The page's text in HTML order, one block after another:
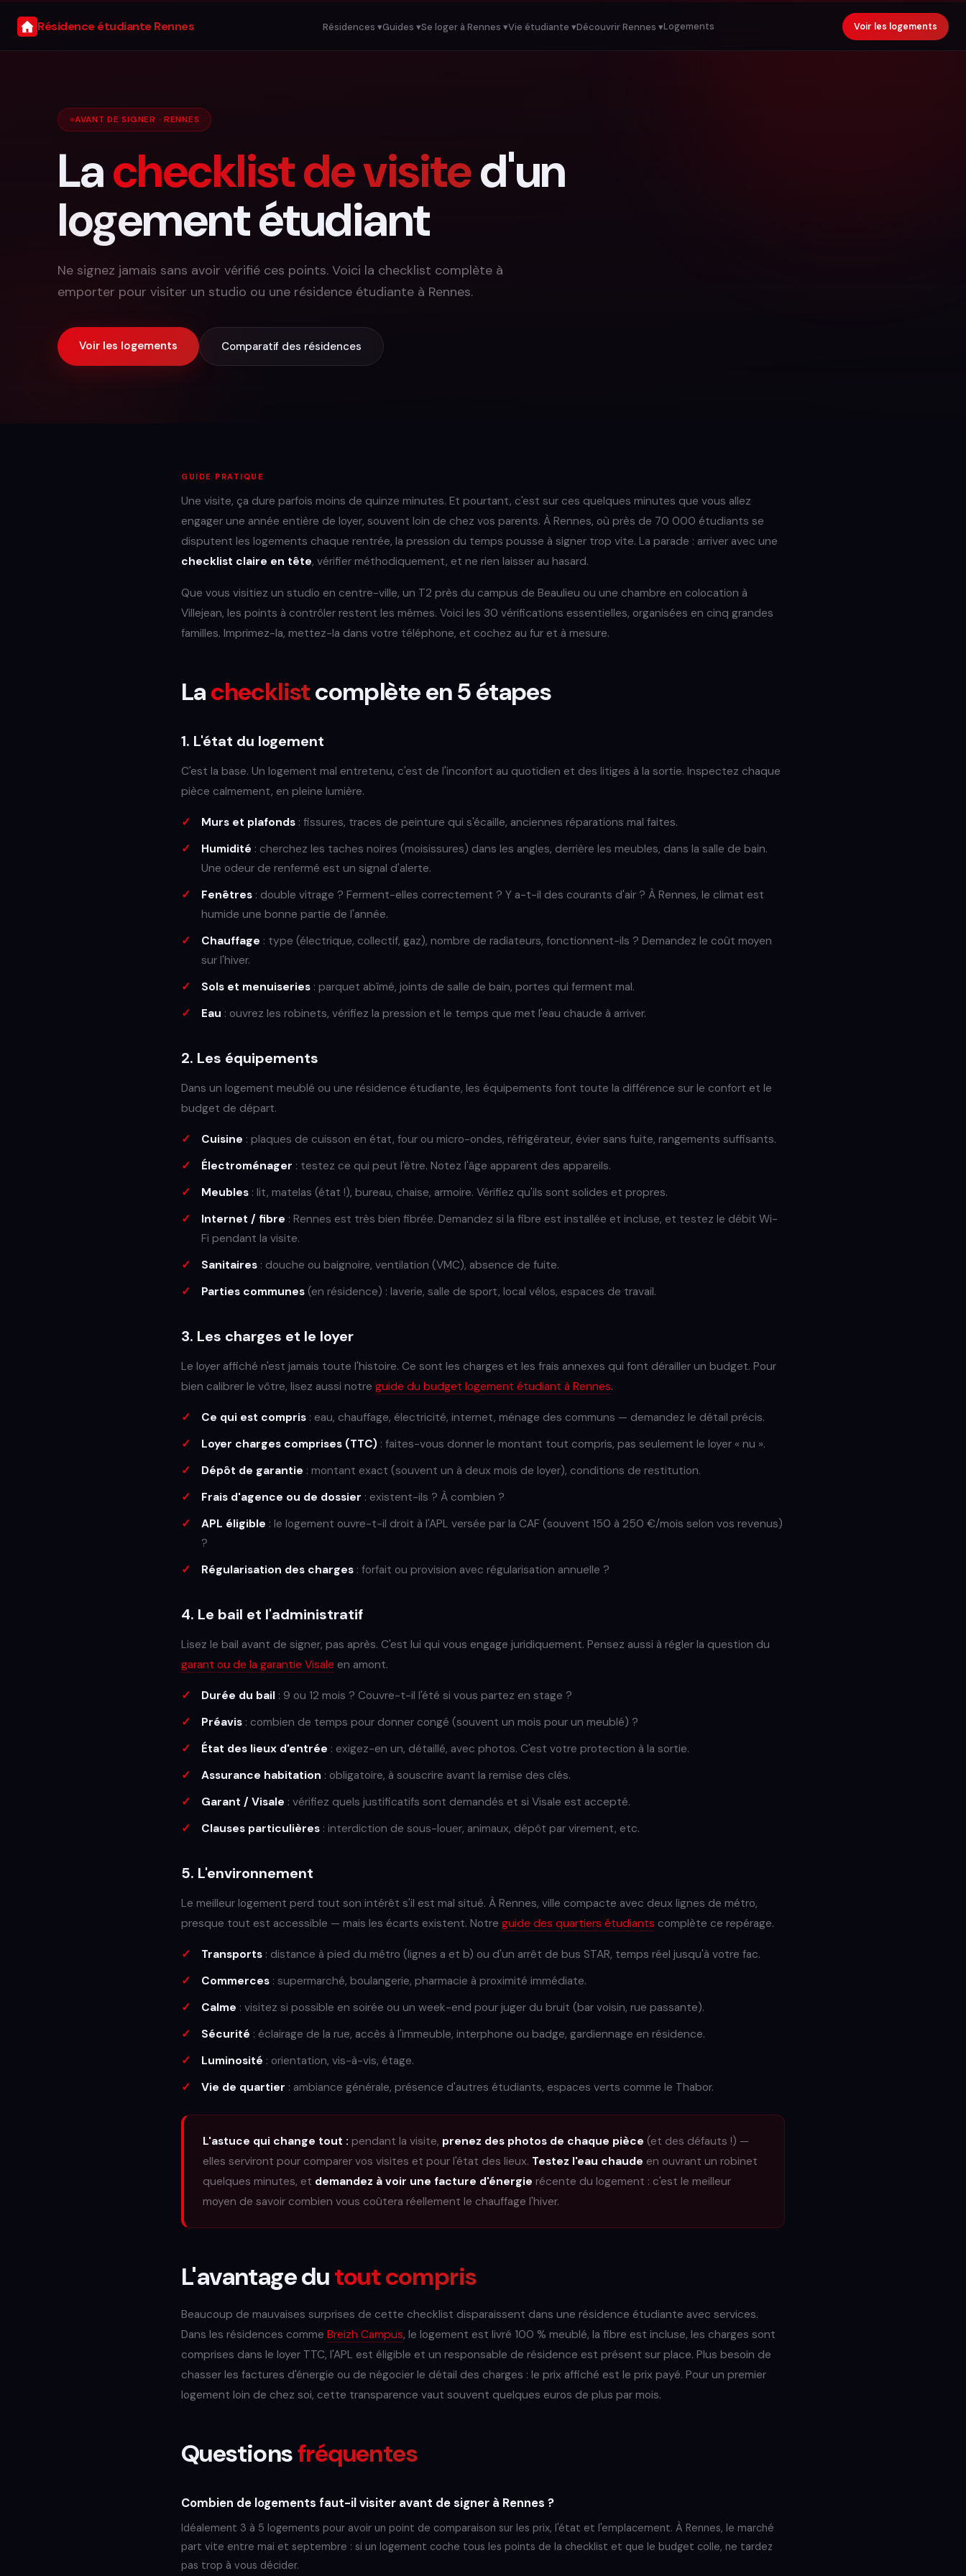
Résidence étudiante Rennes Résidences ▾Guides ▾Se loger à Rennes ▾Vie étudiante ▾Découvrir Rennes ▾Logements Voir les logements
AVANT DE SIGNER · RENNES
Lachecklist de visited'un
logement étudiant
Ne signez jamais sans avoir vérifié ces points. Voici la checklist complète à
emporter pour visiter un studio ou une résidence étudiante à Rennes.
Voir les logements Comparatif des résidences
GUIDE PRATIQUE
Une visite, ça dure parfois moins de quinze minutes. Et pourtant, c'est sur ces quelques minutes que vous allez
engager une année entière de loyer, souvent loin de chez vos parents. À Rennes, où près de 70 000 étudiants se
disputent les logements chaque rentrée, la pression du temps pousse à signer trop vite. La parade : arriver avec une
checklist claire en tête, vérifier méthodiquement, et ne rien laisser au hasard.
Que vous visitiez un studio en centre-ville, un T2 près du campus de Beaulieu ou une chambre en colocation à
Villejean, les points à contrôler restent les mêmes. Voici les 30 vérifications essentielles, organisées en cinq grandes
familles. Imprimez-la, mettez-la dans votre téléphone, et cochez au fur et à mesure.
Lachecklistcomplète en 5 étapes
1. L'état du logement
C'est la base. Un logement mal entretenu, c'est de l'inconfort au quotidien et des litiges à la sortie. Inspectez chaque
pièce calmement, en pleine lumière.
Murs et plafonds : fissures, traces de peinture qui s'écaille, anciennes réparations mal faites.
Humidité : cherchez les taches noires (moisissures) dans les angles, derrière les meubles, dans la salle de bain.
Une odeur de renfermé est un signal d'alerte.
Fenêtres : double vitrage ? Ferment-elles correctement ? Y a-t-il des courants d'air ? À Rennes, le climat est
humide une bonne partie de l'année.
Chauffage : type (électrique, collectif, gaz), nombre de radiateurs, fonctionnent-ils ? Demandez le coût moyen
sur l'hiver.
Sols et menuiseries : parquet abîmé, joints de salle de bain, portes qui ferment mal.
Eau : ouvrez les robinets, vérifiez la pression et le temps que met l'eau chaude à arriver.
2. Les équipements
Dans un logement meublé ou une résidence étudiante, les équipements font toute la différence sur le confort et le
budget de départ.
Cuisine : plaques de cuisson en état, four ou micro-ondes, réfrigérateur, évier sans fuite, rangements suffisants.
Électroménager : testez ce qui peut l'être. Notez l'âge apparent des appareils.
Meubles : lit, matelas (état !), bureau, chaise, armoire. Vérifiez qu'ils sont solides et propres.
Internet / fibre : Rennes est très bien fibrée. Demandez si la fibre est installée et incluse, et testez le débit Wi-
Fi pendant la visite.
Sanitaires : douche ou baignoire, ventilation (VMC), absence de fuite.
Parties communes (en résidence) : laverie, salle de sport, local vélos, espaces de travail.
3. Les charges et le loyer
Le loyer affiché n'est jamais toute l'histoire. Ce sont les charges et les frais annexes qui font dérailler un budget. Pour
bien calibrer le vôtre, lisez aussi notre guide du budget logement étudiant à Rennes.
Ce qui est compris : eau, chauffage, électricité, internet, ménage des communs — demandez le détail précis.
Loyer charges comprises (TTC) : faites-vous donner le montant tout compris, pas seulement le loyer « nu ».
Dépôt de garantie : montant exact (souvent un à deux mois de loyer), conditions de restitution.
Frais d'agence ou de dossier : existent-ils ? À combien ?
APL éligible : le logement ouvre-t-il droit à l'APL versée par la CAF (souvent 150 à 250 €/mois selon vos revenus)
?
Régularisation des charges : forfait ou provision avec régularisation annuelle ?
4. Le bail et l'administratif
Lisez le bail avant de signer, pas après. C'est lui qui vous engage juridiquement. Pensez aussi à régler la question du
garant ou de la garantie Visale en amont.
Durée du bail : 9 ou 12 mois ? Couvre-t-il l'été si vous partez en stage ?
Préavis : combien de temps pour donner congé (souvent un mois pour un meublé) ?
État des lieux d'entrée : exigez-en un, détaillé, avec photos. C'est votre protection à la sortie.
Assurance habitation : obligatoire, à souscrire avant la remise des clés.
Garant / Visale : vérifiez quels justificatifs sont demandés et si Visale est accepté.
Clauses particulières : interdiction de sous-louer, animaux, dépôt par virement, etc.
5. L'environnement
Le meilleur logement perd tout son intérêt s'il est mal situé. À Rennes, ville compacte avec deux lignes de métro,
presque tout est accessible — mais les écarts existent. Notre guide des quartiers étudiants complète ce repérage.
Transports : distance à pied du métro (lignes a et b) ou d'un arrêt de bus STAR, temps réel jusqu'à votre fac.
Commerces : supermarché, boulangerie, pharmacie à proximité immédiate.
Calme : visitez si possible en soirée ou un week-end pour juger du bruit (bar voisin, rue passante).
Sécurité : éclairage de la rue, accès à l'immeuble, interphone ou badge, gardiennage en résidence.
Luminosité : orientation, vis-à-vis, étage.
Vie de quartier : ambiance générale, présence d'autres étudiants, espaces verts comme le Thabor.
L'astuce qui change tout : pendant la visite, prenez des photos de chaque pièce (et des défauts !) —
elles serviront pour comparer vos visites et pour l'état des lieux. Testez l'eau chaude en ouvrant un robinet
quelques minutes, et demandez à voir une facture d'énergie récente du logement : c'est le meilleur
moyen de savoir combien vous coûtera réellement le chauffage l'hiver.
L'avantage dutout compris
Beaucoup de mauvaises surprises de cette checklist disparaissent dans une résidence étudiante avec services.
Dans les résidences comme Breizh Campus, le logement est livré 100 % meublé, la fibre est incluse, les charges sont
comprises dans le loyer TTC, l'APL est éligible et un responsable de résidence est présent sur place. Plus besoin de
chasser les factures d'énergie ou de négocier le détail des charges : le prix affiché est le prix payé. Pour un premier
logement loin de chez soi, cette transparence vaut souvent quelques euros de plus par mois.
Questionsfréquentes
Combien de logements faut-il visiter avant de signer à Rennes ?
Idéalement 3 à 5 logements pour avoir un point de comparaison sur les prix, l'état et l'emplacement. À Rennes, le marché
part vite entre mai et septembre : si un logement coche tous les points de la checklist et que le budget colle, ne tardez
pas trop à vous décider.